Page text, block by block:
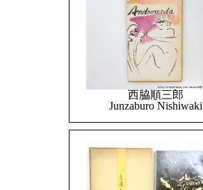
西脇順三郎
Junzaburo Nishiwaki